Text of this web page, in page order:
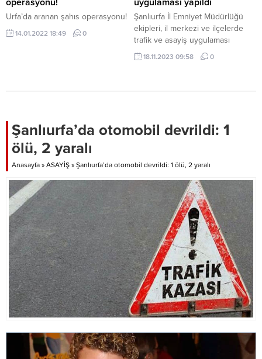
maksadıyla ilçeye gönderdiği
operasyonu!
Urfa’da aranan şahıs operasyonu!
14.01.2022 18:49 0
uygulaması yapıldı
Şanlıurfa İl Emniyet Müdürlüğü
ekipleri, il merkezi ve ilçelerde
trafik ve asayiş uygulaması
gerçekleştirdi. Uygulamada 66
ekip ve 244 personel görev aldı.
araca...
18.11.2023 09:58 0
Şanlıurfa’da otomobil devrildi: 1
ölü, 2 yaralı
Anasayfa » ASAYİŞ » Şanlıurfa’da otomobil devrildi: 1 ölü, 2 yaralı